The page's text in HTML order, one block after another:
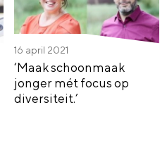
16 april 2021
‘Maak schoonmaak
jonger mét focus op
diversiteit.’